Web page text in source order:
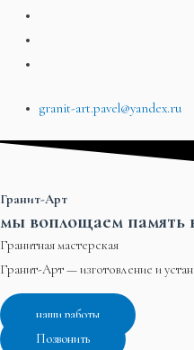
granit-art.pavel@yandex.ru
Гранит-Арт
мы воплощаем память
Гранитная мастерская
Гранит-Арт — изготовление и
наши работы
Позвонить